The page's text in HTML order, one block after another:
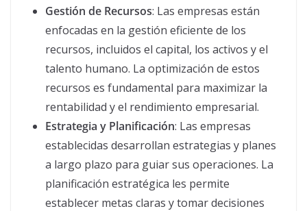
Gestión de Recursos: Las empresas están
enfocadas en la gestión eficiente de los
recursos, incluidos el capital, los activos y el
talento humano. La optimización de estos
recursos es fundamental para maximizar la
rentabilidad y el rendimiento empresarial.
Estrategia y Planificación: Las empresas
establecidas desarrollan estrategias y planes
a largo plazo para guiar sus operaciones. La
planificación estratégica les permite
establecer metas claras y tomar decisiones